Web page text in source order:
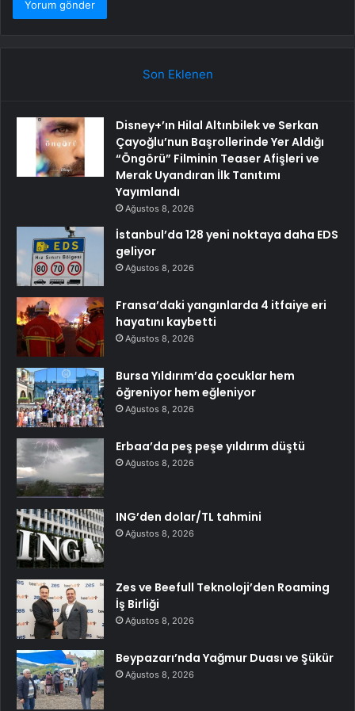
Son Eklenen
Disney+’ın Hilal Altınbilek ve Serkan
Çayoğlu’nun Başrollerinde Yer Aldığı
“Öngörü” Filminin Teaser Afişleri ve
Merak Uyandıran İlk Tanıtımı
Yayımlandı
Ağustos 8, 2026
İstanbul’da 128 yeni noktaya daha EDS
geliyor
Ağustos 8, 2026
Fransa’daki yangınlarda 4 itfaiye eri
hayatını kaybetti
Ağustos 8, 2026
Bursa Yıldırım’da çocuklar hem
öğreniyor hem eğleniyor
Ağustos 8, 2026
Erbaa’da peş peşe yıldırım düştü
Ağustos 8, 2026
ING’den dolar/TL tahmini
Ağustos 8, 2026
Zes ve Beefull Teknoloji’den Roaming
İş Birliği
Ağustos 8, 2026
Beypazarı’nda Yağmur Duası ve Şükür
Ağustos 8, 2026